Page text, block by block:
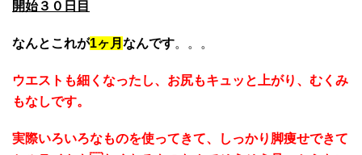
開始３０日目
なんとこれが1ヶ月 なんです。。。
ウエストも細くなったし、お尻もキュッと上がり、むくみ
もなしです。
実際いろいろなものを使ってきて、しっかり脚痩せできて